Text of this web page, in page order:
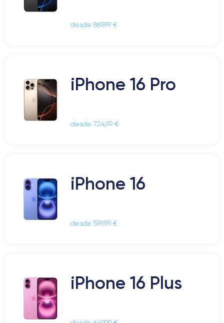
desde 869,99 €
iPhone 16 Pro
desde 724,99 €
iPhone 16
desde 599,99 €
iPhone 16 Plus